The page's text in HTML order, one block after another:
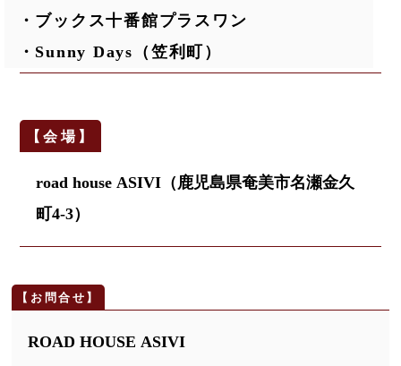
・ブックス十番館プラスワン
・Sunny Days（笠利町）
road house ASIVI（鹿児島県奄美市名瀬金久
町4-3）
ROAD HOUSE ASIVI